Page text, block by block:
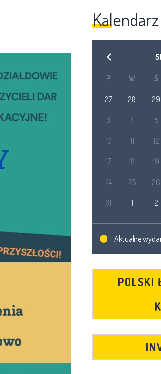
P W Ś
27 28 29
3 4 5
10 11 12
17 18 19
24 25 26
31 1 2
Aktualne
POLSKI